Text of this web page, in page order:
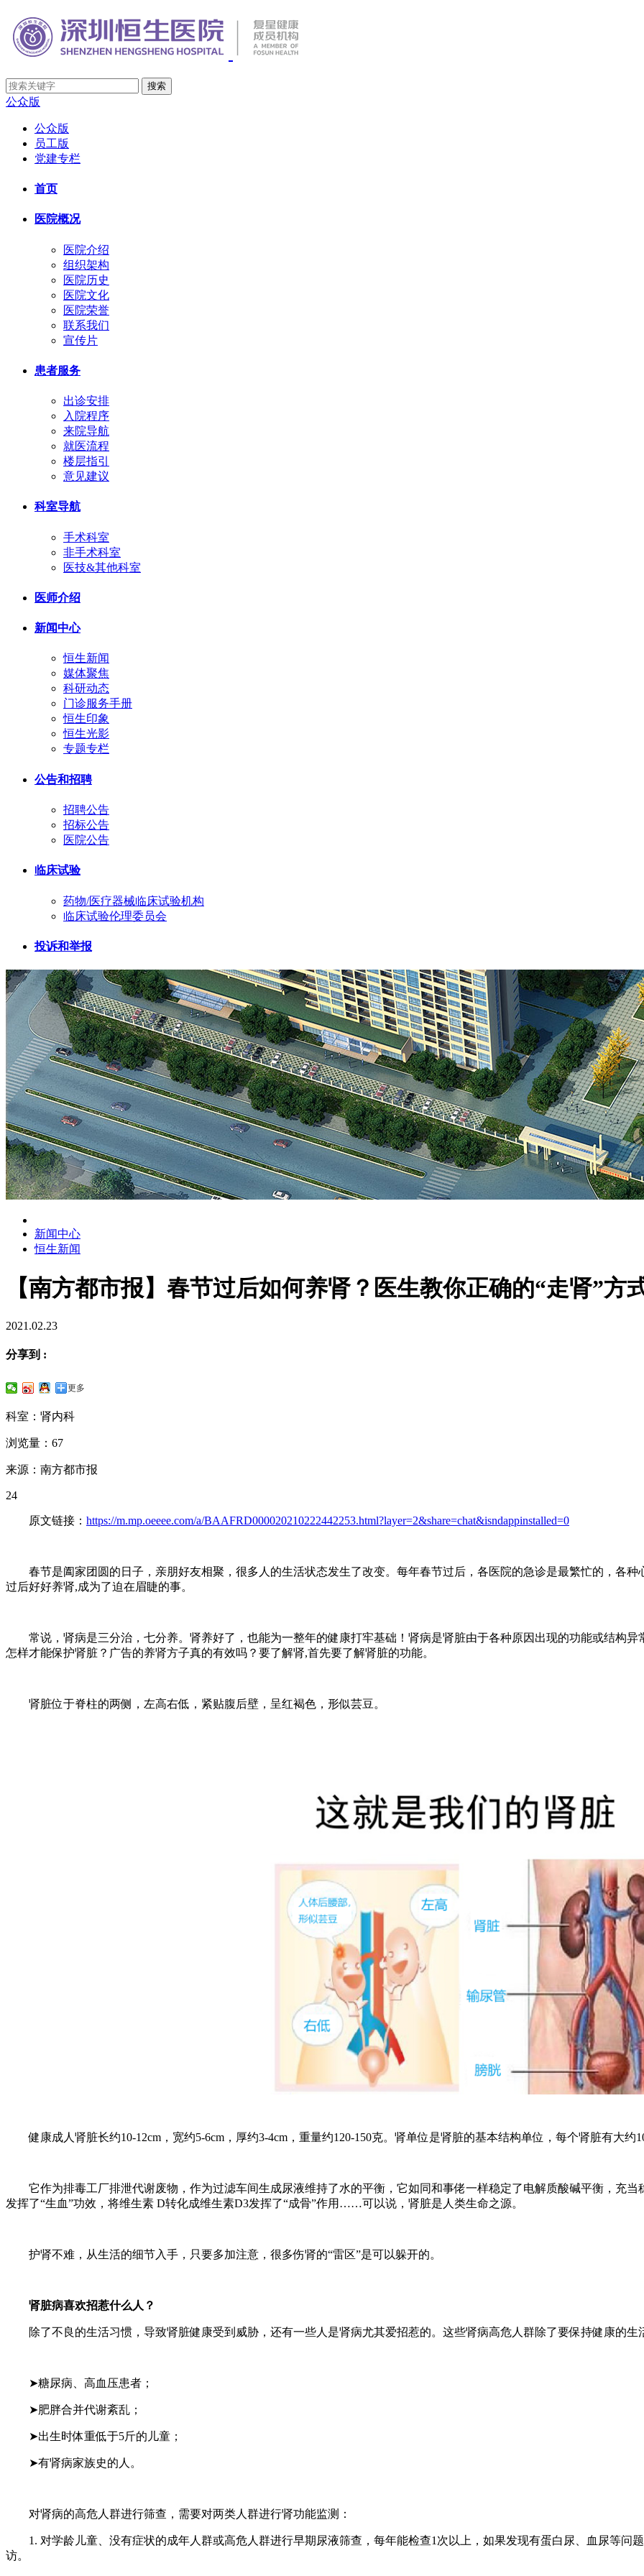
公众版
公众版
员工版
党建专栏
首页
医院概况
医院介绍
组织架构
医院历史
医院文化
医院荣誉
联系我们
宣传片
患者服务
出诊安排
入院程序
来院导航
就医流程
楼层指引
意见建议
科室导航
手术科室
非手术科室
医技&其他科室
医师介绍
新闻中心
恒生新闻
媒体聚焦
科研动态
门诊服务手册
恒生印象
恒生光影
专题专栏
公告和招聘
招聘公告
招标公告
医院公告
临床试验
药物/医疗器械临床试验机构
临床试验伦理委员会
投诉和举报
新闻中心
恒生新闻
【南方都市报】春节过后如何养肾？医生教你正确的“走肾”方
2021.02.23
分享到 :
更多
科室：肾内科
浏览量：67
来源：南方都市报
24
原文链接： https://m.mp.oeeee.com/a/BAAFRD000020210222442253.html?layer=2&share=chat&isndappinstalled=0
春节是阖家团圆的日子，亲朋好友相聚，很多人的生活状态发生了改变。每年春节过后，各医院的急诊是最繁忙的，各种
过后好好养肾,成为了迫在眉睫的事。
常说，肾病是三分治，七分养。肾养好了，也能为一整年的健康打牢基础！肾病是肾脏由于各种原因出现的功能或结构异
怎样才能保护肾脏？广告的养肾方子真的有效吗？要了解肾,首先要了解肾脏的功能。
肾脏位于脊柱的两侧，左高右低，紧贴腹后壁，呈红褐色，形似芸豆。
健康成人肾脏长约10-12cm，宽约5-6cm，厚约3-4cm，重量约120-150克。肾单位是肾脏的基本结构单位，每个肾脏有大约
它作为排毒工厂排泄代谢废物，作为过滤车间生成尿液维持了水的平衡，它如同和事佬一样稳定了电解质酸碱平衡，充当
发挥了“生血”功效，将维生素 D转化成维生素D3发挥了“成骨”作用……可以说，肾脏是人类生命之源。
护肾不难，从生活的细节入手，只要多加注意，很多伤肾的“雷区”是可以躲开的。
肾脏病喜欢招惹什么人？
除了不良的生活习惯，导致肾脏健康受到威胁，还有一些人是肾病尤其爱招惹的。这些肾病高危人群除了要保持健康的生
➤糖尿病、高血压患者；
➤肥胖合并代谢紊乱；
➤出生时体重低于5斤的儿童；
➤有肾病家族史的人。
对肾病的高危人群进行筛查，需要对两类人群进行肾功能监测：
1. 对学龄儿童、没有症状的成年人群或高危人群进行早期尿液筛查，每年能检查1次以上，如果发现有蛋白尿、血尿等问
访。